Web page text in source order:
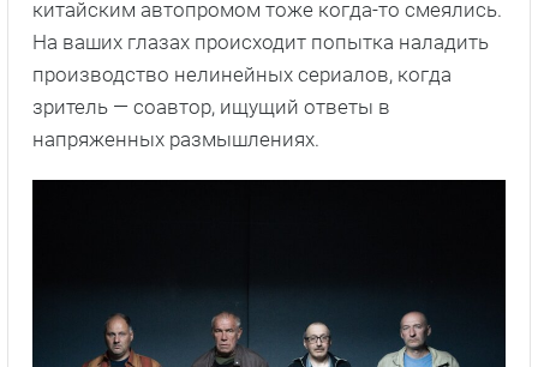
китайским автопромом тоже когда-то смеялись.
На ваших глазах происходит попытка наладить
производство нелинейных сериалов, когда
зритель — соавтор, ищущий ответы в
напряженных размышлениях.